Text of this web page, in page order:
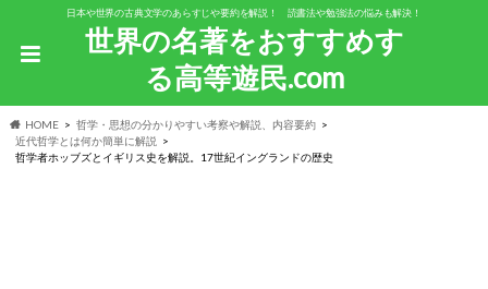
日本や世界の古典文学のあらすじや要約を解説！ 読書法や勉強法の悩みも解決！
世界の名著をおすすめす
る高等遊民.com
HOME
哲学・思想の分かりやすい考察や解説、内容要約
近代哲学とは何か簡単に解説
哲学者ホッブズとイギリス史を解説。17世紀イングランドの歴史